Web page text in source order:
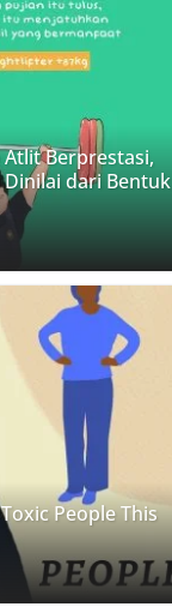
Berprestasi,
dari Bentuk
People This